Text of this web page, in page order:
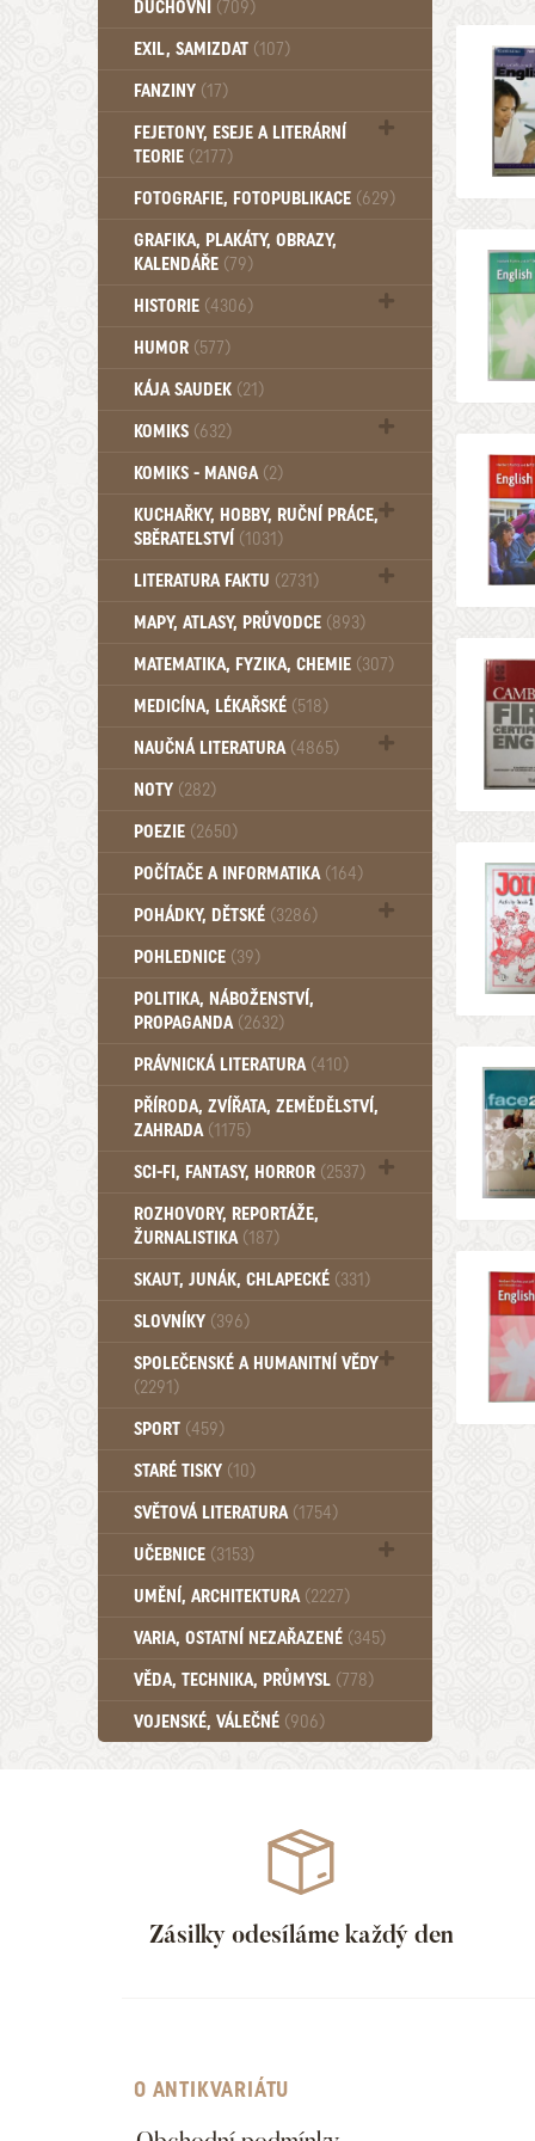
DUCHOVNÍ (709)
Okultismus (110)
EXIL, SAMIZDAT (107)
FANZINY (17)
FEJETONY, ESEJE A LITERÁRNÍ
TEORIE (2177)
Citáty, aforismy, snáře, přísloví,
FOTOGRAFIE, FOTOPUBLIKACE (629)
GRAFIKA, PLAKÁTY, OBRAZY,
KALENDÁŘE (79)
HISTORIE (4306)
Mytologie, Mýty, Báje, Pověsti (203)
HUMOR (577)
KÁJA SAUDEK (21)
KOMIKS (632)
Komiks - Čtyřlístek (232)
KOMIKS - MANGA (2)
KUCHAŘKY, HOBBY, RUČNÍ PRÁCE,
SBĚRATELSTVÍ (1031)
Dům a byt (102)
LITERATURA FAKTU (2731)
Katalogy (503)
MAPY, ATLASY, PRŮVODCE (893)
MATEMATIKA, FYZIKA, CHEMIE (307)
MEDICÍNA, LÉKAŘSKÉ (518)
NAUČNÁ LITERATURA (4865)
Zdraví a zdraví životní styl (510)
NOTY (282)
POEZIE (2650)
POČÍTAČE A INFORMATIKA (164)
POHÁDKY, DĚTSKÉ (3286)
Pro děti a mládež (2882)
Pohádky, Dětské - Od roku 1949 (257)
POHLEDNICE (39)
POLITIKA, NÁBOŽENSTVÍ,
PROPAGANDA (2632)
PRÁVNICKÁ LITERATURA (410)
PŘÍRODA, ZVÍŘATA, ZEMĚDĚLSTVÍ,
ZAHRADA (1175)
SCI-FI, FANTASY, HORROR (2537)
UFO (14)
ROZHOVORY, REPORTÁŽE,
ŽURNALISTIKA (187)
SKAUT, JUNÁK, CHLAPECKÉ (331)
SLOVNÍKY (396)
SPOLEČENSKÉ A HUMANITNÍ VĚDY
(2291)
Pedagogika (191)
Psychologie a osobní rozvoj (760)
SPORT (459)
STARÉ TISKY (10)
SVĚTOVÁ LITERATURA (1754)
UČEBNICE (3153)
Učebnice - Jazykové (1297)
Učebnice - VŠ (259)
Učebnice - ZŠ (556)
Učebnice - Ostatní (499)
UMĚNÍ, ARCHITEKTURA (2227)
VARIA, OSTATNÍ NEZAŘAZENÉ (345)
VĚDA, TECHNIKA, PRŮMYSL (778)
VOJENSKÉ, VÁLEČNÉ (906)
Zásilky odesíláme každý den
O ANTIKVARIÁTU